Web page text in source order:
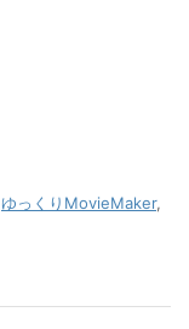
ゆっくりMovieMaker,